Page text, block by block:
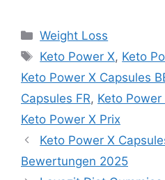
Categories
Weight Loss
Tags
Keto Power X, Keto
Keto Power X Capsules
Capsules FR, Keto
Keto Power X Prix
Keto Power X
Bewertungen 2025